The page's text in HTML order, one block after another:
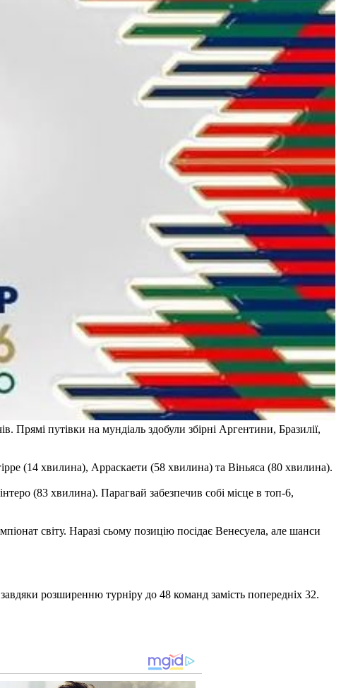
Прямі путівки на мундіаль здобули збірні Аргентини, Бразилії,
(14 хвилина), Арраскаети (58 хвилина) та Віньяса (80 хвилина).
(83 хвилина). Парагвай забезпечив собі місце в топ-6,
світу. Наразі сьому позицію посідає Венесуела, але шанси
розширенню турніру до 48 команд замість попередніх 32.